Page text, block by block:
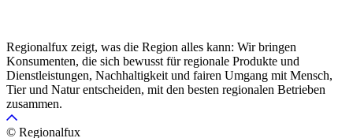
Regionalfux zeigt, was die Region alles kann: Wir bringen
Konsumenten, die sich bewusst für regionale Produkte und
Dienstleistungen, Nachhaltigkeit und fairen Umgang mit Mensch,
Tier und Natur entscheiden, mit den besten regionalen Betrieben
zusammen.
© Regionalfux